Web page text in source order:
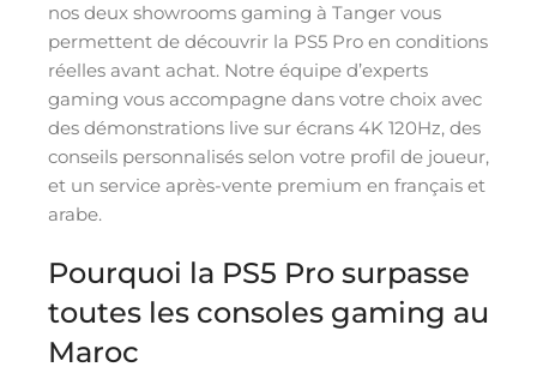
nos deux showrooms gaming à Tanger vous
permettent de découvrir la PS5 Pro en conditions
réelles avant achat. Notre équipe d’experts
gaming vous accompagne dans votre choix avec
des démonstrations live sur écrans 4K 120Hz, des
conseils personnalisés selon votre profil de joueur,
et un service après-vente premium en français et
arabe.
Pourquoi la PS5 Pro surpasse
toutes les consoles gaming au
Maroc